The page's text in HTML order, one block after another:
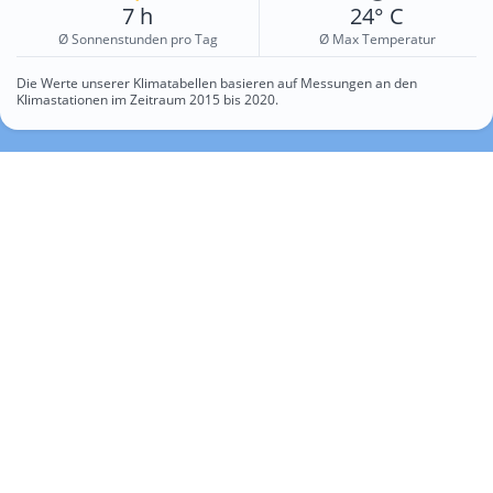
7 h
Ø Sonnenstunden pro Tag
24° C
Ø Max Temperatur
Die Werte unserer Klimatabellen basieren auf Messungen an den
Klimastationen im Zeitraum 2015 bis 2020.